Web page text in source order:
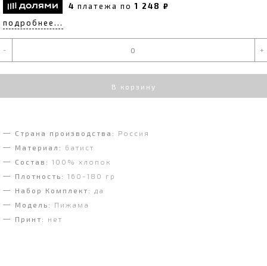
4 платежа по1 248 ₽
подробнее...
- +
В корзину
Страна производства:
Россия
Материал:
батист
Состав: 100% хлопок
Плотность: 160-180 гр
Набор Комплект:
да
Модель:
Пижама
Принт:
нет